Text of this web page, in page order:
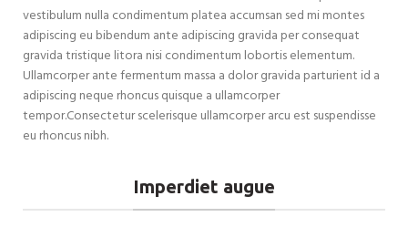
vestibulum nulla condimentum platea accumsan sed mi montes
adipiscing eu bibendum ante adipiscing gravida per consequat
gravida tristique litora nisi condimentum lobortis elementum.
Ullamcorper ante fermentum massa a dolor gravida parturient id a
adipiscing neque rhoncus quisque a ullamcorper
tempor.Consectetur scelerisque ullamcorper arcu est suspendisse
eu rhoncus nibh.
Imperdiet augue